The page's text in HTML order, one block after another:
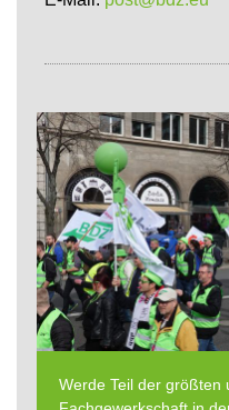
Werde Teil der größten